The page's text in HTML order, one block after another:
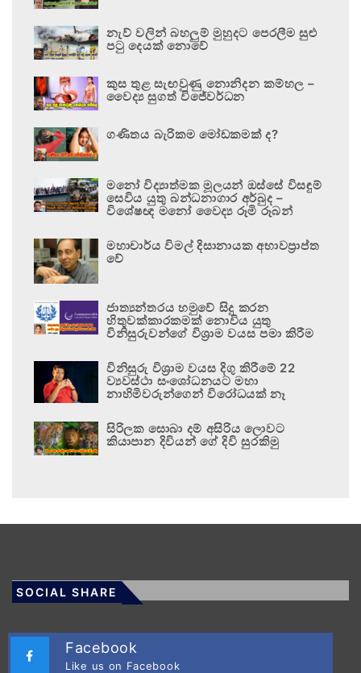
නැව් වලින් බහලුම් මුහුදට පෙරලීම සුළු
පටු දෙයක් නොවේ
කුස තුළ සැඟවුණු නොනිදන කම්හල –
වෛද්‍ය සුගත් විජේවර්ධන
ගණිතය බැරිකම මෝඩකමක් ද?
මනෝ විද්‍යාත්මක මූලයන් ඔස්සේ විසඳුම්
සෙවිය යුතු බන්ධනාගාර අර්බුද –
විශේෂඥ මනෝ වෛද්‍ය රූමි රූබන්
මහාචාර්ය විමල් දිසානායක අභාවප්‍රාප්ත
වේ
ජාත්‍යන්තරය හමුවේ සිදු කරන
හිතුවක්කාරකමක් නොවිය යුතු
විනිසුරුවන්ගේ විශ්‍රාම වයස පමා කිරීම
විනිසුරු විශ්‍රාම වයස දිගු කිරීමේ 22
ව්‍යවස්ථා සංශෝධනයට මහා
නාහිමිවරුන්ගෙන් විරෝධයක් නෑ
සිරිලක සොබා දම් අසිරිය ලොවට
කියාපාන දිවියන් ගේ දිවි සුරකිමු
SOCIAL SHARE
Facebook
Like us on Facebook